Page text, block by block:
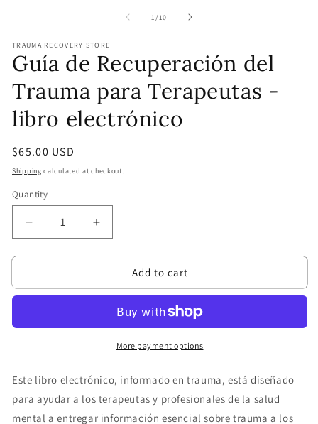
1/of
10
TRAUMA RECOVERY STORE
Guía de Recuperación del
Trauma para Terapeutas -
libro electrónico
Regular
price
$65.00 USD
Shipping calculated at checkout.
Quantity
Quantity
Decrease
quantity
for
de
Trauma
-
electrónico
Increase
quantity
for
de
Trauma
para
-
libro
electrónico
Add to cart
More payment options
Este libro electrónico, informado en trauma, está diseñado
para ayudar a los terapeutas y profesionales de la salud
mental a entregar información esencial sobre trauma a los